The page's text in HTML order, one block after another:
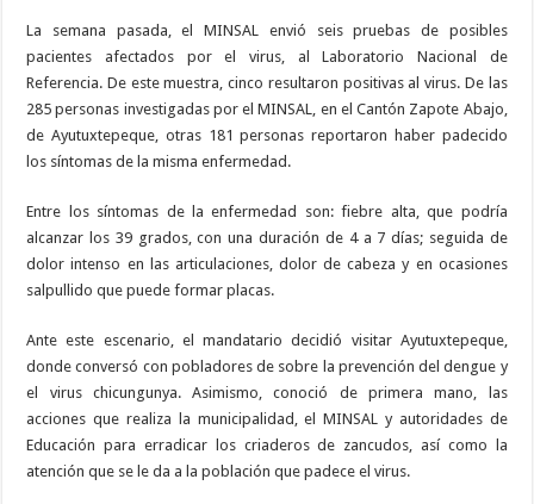
La semana pasada, el MINSAL envió seis pruebas de posibles
pacientes afectados por el virus, al Laboratorio Nacional de
Referencia. De este muestra, cinco resultaron positivas al virus. De las
285 personas investigadas por el MINSAL, en el Cantón Zapote Abajo,
de Ayutuxtepeque, otras 181 personas reportaron haber padecido
los síntomas de la misma enfermedad.
Entre los síntomas de la enfermedad son: fiebre alta, que podría
alcanzar los 39 grados, con una duración de 4 a 7 días; seguida de
dolor intenso en las articulaciones, dolor de cabeza y en ocasiones
salpullido que puede formar placas.
Ante este escenario, el mandatario decidió visitar Ayutuxtepeque,
donde conversó con pobladores de sobre la prevención del dengue y
el virus chicungunya. Asimismo, conoció de primera mano, las
acciones que realiza la municipalidad, el MINSAL y autoridades de
Educación para erradicar los criaderos de zancudos, así como la
atención que se le da a la población que padece el virus.